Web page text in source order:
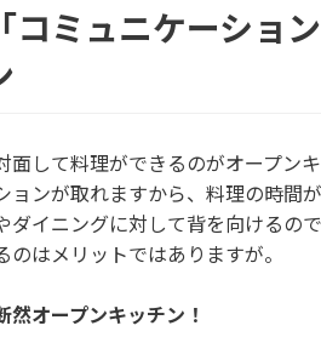
コミュニケーショ
面して料理ができるのがオープン
ョンが取れますから、料理の時間
ダイニングに対して背を向けるの
はメリットではありますが。
オープンキッチン！